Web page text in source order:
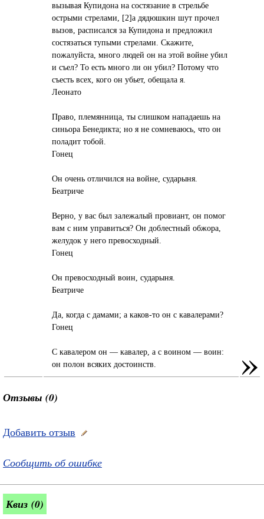
вызывая Купидона на состязание в стрельбе
острыми стрелами, [2]а дядюшкин шут прочел
вызов, расписался за Купидона и предложил
состязаться тупыми стрелами. Скажите,
пожалуйста, много людей он на этой войне убил
и съел? То есть много ли он убил? Потому что
съесть всех, кого он убьет, обещала я.
Леонато
Право, племянница, ты слишком нападаешь на
синьора Бенедикта; но я не сомневаюсь, что он
поладит тобой.
Гонец
Он очень отличился на войне, сударыня.
Беатриче
Верно, у вас был залежалый провиант, он помог
вам с ним управиться? Он доблестный обжора,
желудок у него превосходный.
Гонец
Он превосходный воин, сударыня.
Беатриче
Да, когда с дамами; а каков-то он с кавалерами?
Гонец
С кавалером он — кавалер, а с воином — воин:
он полон всяких достоинств.
»
Отзывы (0)
Добавить отзыв
Сообщить об ошибке
Квиз (0)